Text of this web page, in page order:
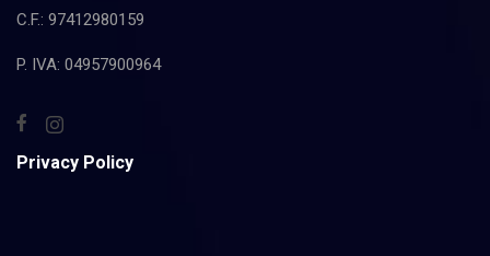
C.F.: 97412980159
P. IVA: 04957900964
Privacy Policy